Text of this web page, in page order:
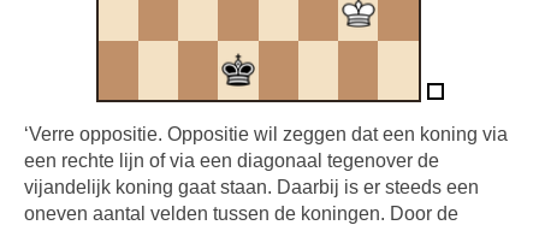
‘Verre oppositie. Oppositie wil zeggen dat een koning via
een rechte lijn of via een diagonaal tegenover de
vijandelijk koning gaat staan. Daarbij is er steeds een
oneven aantal velden tussen de koningen. Door de